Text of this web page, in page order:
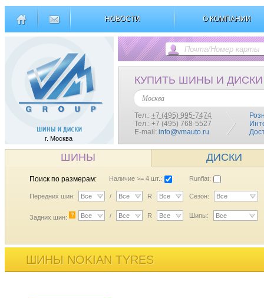
НОВОСТИ О КОМПАНИИ
г. Москва
КУПИТЬ ШИНЫ И ДИСКИ
Москва
Тел.: +7 (495) 995-7474
Тел.: +7 (495) 768-5527
E-mail: info@vmauto.ru
ШИНЫ ДИСКИ
Поиск по размерам: Наличие >= 4 шт.: Runflat:
Передних шин: Все / Все R Все Сезон: Все
Задних шин: ? Все / Все R Все Шипы: Все
ШИНЫ NOKIAN TYRES